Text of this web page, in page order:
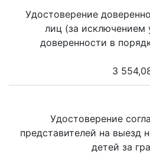
Удостоверение
лиц (за исключением
доверенности в
3
Удостоверение
представителей на выезд
детей за